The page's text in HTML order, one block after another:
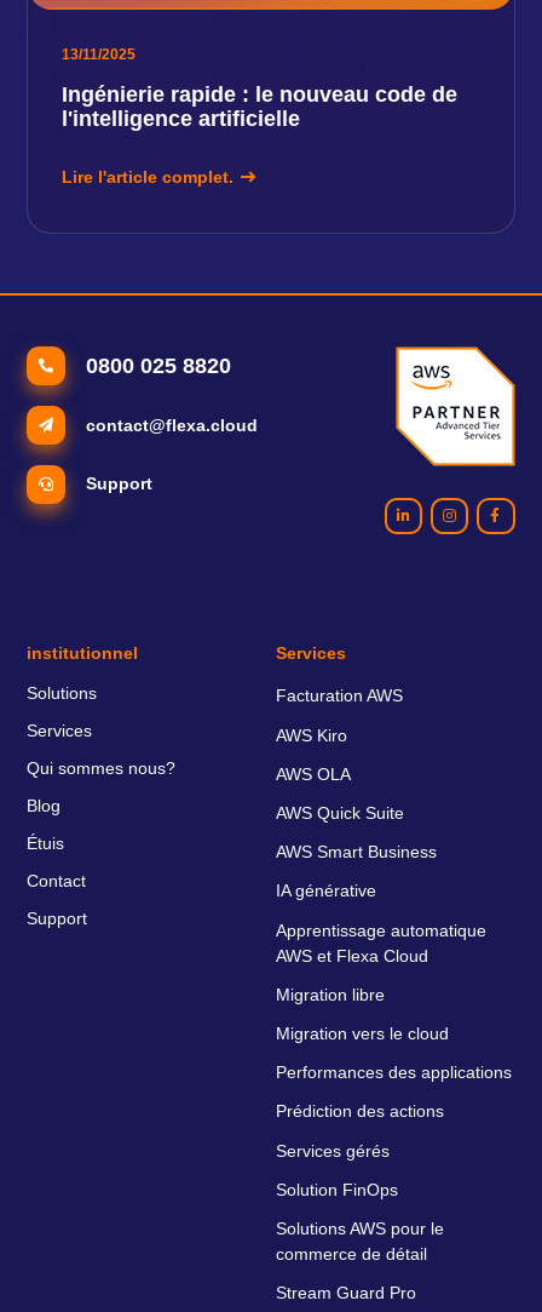
13/11/2025
Ingénierie rapide : le nouveau code de
l'intelligence artificielle
Lire l'article complet.
0800 025 8820
contact@flexa.cloud
Support
institutionnel
Solutions
Services
Qui sommes nous?
Blog
Étuis
Contact
Support
Services
Facturation AWS
AWS Kiro
AWS OLA
AWS Quick Suite
AWS Smart Business
IA générative
Apprentissage automatique
AWS et Flexa Cloud
Migration libre
Migration vers le cloud
Performances des applications
Prédiction des actions
Services gérés
Solution FinOps
Solutions AWS pour le
commerce de détail
Stream Guard Pro